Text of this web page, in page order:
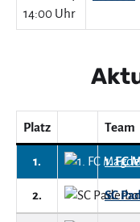
14:00 Uhr
Platz Team
1. 1. FC
2. SC